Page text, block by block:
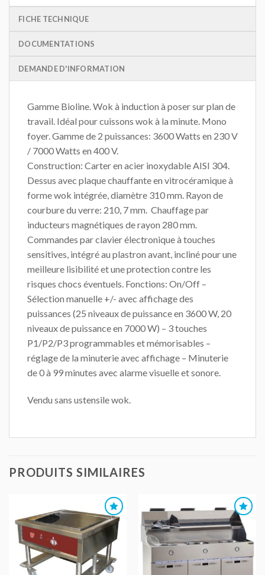
FICHE TECHNIQUE
DOCUMENTATIONS
DEMANDE D'INFORMATION
Gamme Bioline. Wok à induction à poser sur plan de
travail. Idéal pour cuissons wok à la minute. Mono
foyer. Gamme de 2 puissances: 3600 Watts en 230 V
/ 7000 Watts en 400 V.
Construction: Carter en acier inoxydable AISI 304.
Dessus avec plaque chauffante en vitrocéramique à
forme wok intégrée, diamètre 310 mm. Rayon de
courbure du verre: 210, 7 mm. Chauffage par
inducteurs magnétiques de rayon 280 mm.
Commandes par clavier électronique à touches
sensitives, intégré au plastron avant, incliné pour une
meilleure lisibilité et une protection contre les
risques chocs éventuels. Fonctions: On/Off –
Sélection manuelle +/- avec affichage des
puissances (25 niveaux de puissance en 3600 W, 20
niveaux de puissance en 7000 W) – 3 touches
P1/P2/P3 programmables et mémorisables –
réglage de la minuterie avec affichage – Minuterie
de 0 à 99 minutes avec alarme visuelle et sonore.
Vendu sans ustensile wok.
PRODUITS SIMILAIRES
AJOUTER
AU DEVIS
AJOUTER
AU DEVIS